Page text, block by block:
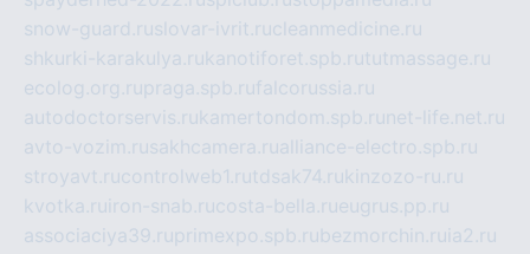
snow-guard.ruslovar-ivrit.rucleanmedicine.ru
shkurki-karakulya.rukanotiforet.spb.rututmassage.ru
ecolog.org.rupraga.spb.rufalcorussia.ru
autodoctorservis.rukamertondom.spb.ru net-life.net.ru
avto-vozim.rusakhcamera.rualliance-electro.spb.ru
stroyavt.rucontrolweb1.rutdsak74.rukinzozo-ru.ru
kvotka.ru iron-snab.rucosta-bella.rueugrus.pp.ru
associaciya39.ruprimexpo.spb.rubezmorchin.ru ia2.ru